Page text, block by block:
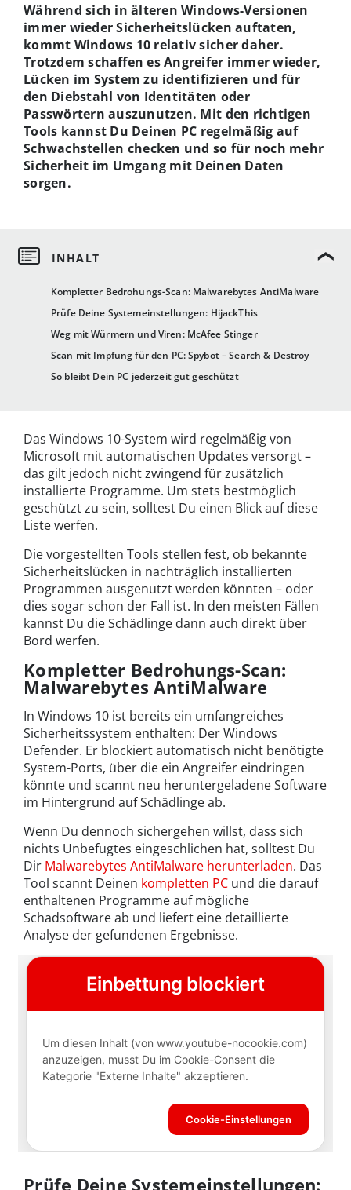
Kompletter Bedrohungs-Scan: Malwarebytes AntiMalware
Prüfe Deine Systemeinstellungen: HijackThis
Weg mit Würmern und Viren: McAfee Stinger
Scan mit Impfung für den PC: Spybot – Search & Destroy
So bleibt Dein PC jederzeit gut geschützt
Während sich in älteren Windows-Versionen
immer wieder Sicherheitslücken auftaten,
kommt Windows 10 relativ sicher daher.
Trotzdem schaffen es Angreifer immer wieder,
Lücken im System zu identifizieren und für
den Diebstahl von Identitäten oder
Passwörtern auszunutzen. Mit den richtigen
Tools kannst Du Deinen PC regelmäßig auf
Schwachstellen checken und so für noch mehr
Sicherheit im Umgang mit Deinen Daten
sorgen.
Das Windows 10-System wird regelmäßig von
Microsoft mit automatischen Updates versorgt –
das gilt jedoch nicht zwingend für zusätzlich
installierte Programme. Um stets bestmöglich
geschützt zu sein, solltest Du einen Blick auf diese
Liste werfen.
Die vorgestellten Tools stellen fest, ob bekannte
Sicherheitslücken in nachträglich installierten
Programmen ausgenutzt werden könnten – oder
dies sogar schon der Fall ist. In den meisten Fällen
kannst Du die Schädlinge dann auch direkt über
Bord werfen.
Kompletter Bedrohungs-Scan:
Malwarebytes AntiMalware
In Windows 10 ist bereits ein umfangreiches
Sicherheitssystem enthalten: Der Windows
Defender. Er blockiert automatisch nicht benötigte
System-Ports, über die ein Angreifer eindringen
könnte und scannt neu heruntergeladene Software
im Hintergrund auf Schädlinge ab.
Wenn Du dennoch sichergehen willst, dass sich
nichts Unbefugtes eingeschlichen hat, solltest Du
Dir Malwarebytes AntiMalware herunterladen. Das
Tool scannt Deinen kompletten PC und die darauf
enthaltenen Programme auf mögliche
Schadsoftware ab und liefert eine detaillierte
Analyse der gefundenen Ergebnisse.
Prüfe Deine Systemeinstellungen: